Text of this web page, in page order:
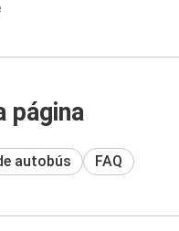
página
autobús FAQ